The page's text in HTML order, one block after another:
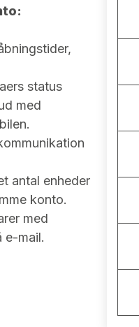
status
med
antal enheder
konto.
med
e-mail.